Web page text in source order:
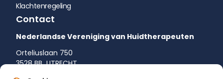
Klachtenregeling
Contact
Nederlandse Vereniging van Huidtherapeuten
Orteliuslaan 750
3528 BB UTRECHT